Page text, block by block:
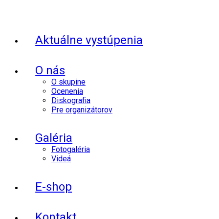
Aktuálne vystúpenia
O nás
O skupine
Ocenenia
Diskografia
Pre organizátorov
Galéria
Fotogaléria
Videá
E-shop